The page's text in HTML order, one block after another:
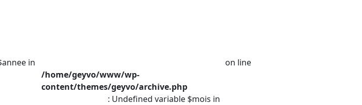
in
/home/geyvo/www/wp-
content/themes/geyvo/archive.php
on line
: Undefined variable $mois in